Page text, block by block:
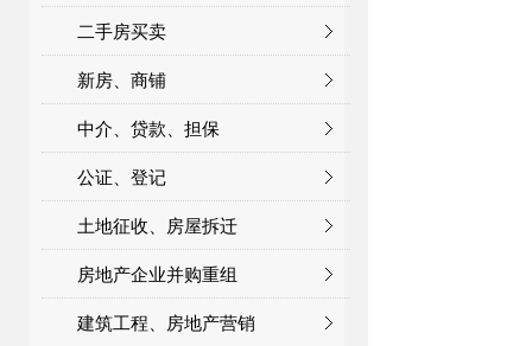
二手房买卖
新房、商铺
中介、贷款、担保
公证、登记
土地征收、房屋拆迁
房地产企业并购重组
建筑工程、房地产营销